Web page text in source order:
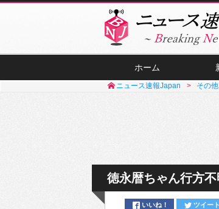
ホーム
ニュース速報Japan その他
徳永暦ちゃん行方
いいね！ ツイート